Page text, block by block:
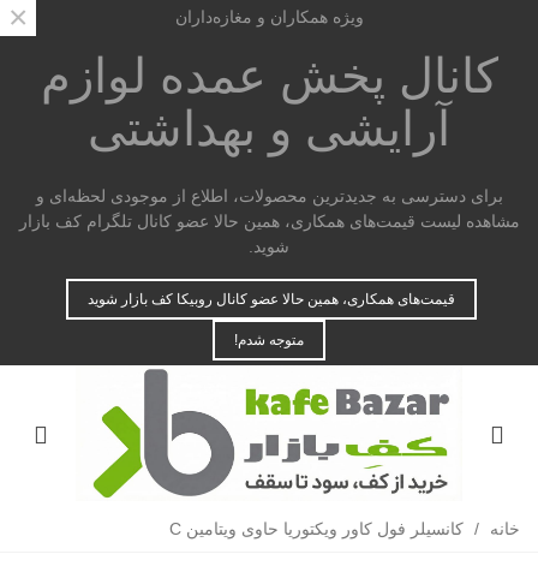
ویژه همکاران و مغازه‌داران
کانال پخش عمده لوازم
آرایشی و بهداشتی
برای دسترسی به جدیدترین محصولات، اطلاع از موجودی لحظه‌ای و
مشاهده لیست قیمت‌های همکاری، همین حالا عضو کانال تلگرام کف بازار
شوید.
قیمت‌های همکاری، همین حالا عضو کانال روبیکا کف بازار شوید
متوجه شدم!
×
خانه / کانسیلر فول کاور ویکتوریا حاوی ویتامین C